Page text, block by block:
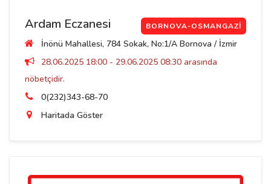
Ardam Eczanesi BORNOVA-OSMANGAZI
İnönü Mahallesi, 784 Sokak, No:1/A Bornova / İzmir
28.06.2025 18:00 - 29.06.2025 08:30 arasında
nöbetçidir.
0(232)343-68-70
Haritada Göster